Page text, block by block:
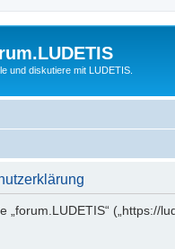
und diskutiere mit LUDETIS.
„forum.LUDETIS“